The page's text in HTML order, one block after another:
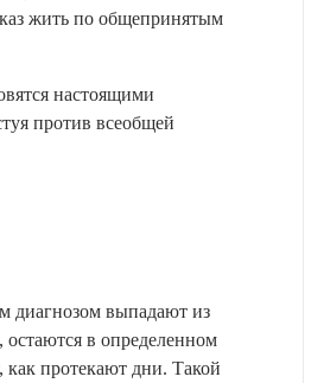
жить по общепринятым
настоящими
против всеобщей
диагнозом выпадают из
в определенном
как протекают дни. Такой